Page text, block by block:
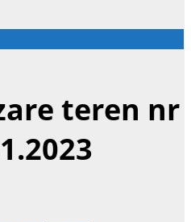
teren nr